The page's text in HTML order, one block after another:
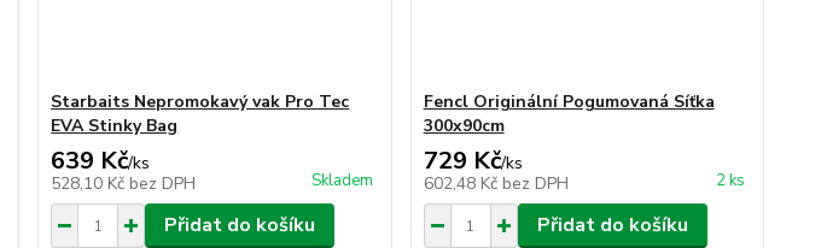
Starbaits Nepromokavý vak Pro Tec
EVA Stinky Bag
639 Kč/ks
528,10 Kč bez DPH Skladem
Přidat do košíku
Fencl Originální Pogumovaná Síťka
300x90cm
729 Kč/ks
602,48 Kč bez DPH 2 ks
Přidat do košíku